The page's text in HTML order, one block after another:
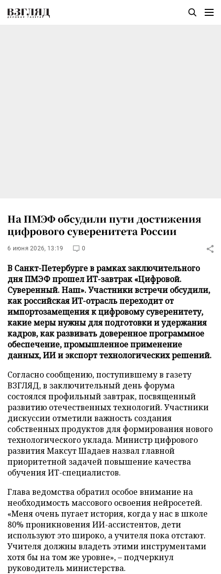
На ПМЭФ обсудили пути достижения
цифрового суверенитета России
6 июня 2026, 13:19 0
В Санкт-Петербурге в рамках заключительного
дня ПМЭФ прошел ИТ-завтрак «Цифровой.
Суверенный. Наш». Участники встречи обсудили,
как российская ИТ-отрасль переходит от
импортозамещения к цифровому суверенитету,
какие меры нужны для подготовки и удержания
кадров, как развивать доверенное программное
обеспечение, промышленное применение
данных, ИИ и экспорт технологических решений.
Согласно сообщению, поступившему в газету
ВЗГЛЯД, в заключительный день форума
состоялся профильный завтрак, посвященный
развитию отечественных технологий. Участники
дискуссии отметили важность создания
собственных продуктов для формирования нового
технологического уклада. Министр цифрового
развития Максут Шадаев назвал главной
приоритетной задачей повышение качества
обучения ИТ-специалистов.
Глава ведомства обратил особое внимание на
необходимость массового освоения нейросетей.
«Меня очень пугает история, когда у нас в школе
80% проникновения ИИ-ассистентов, дети
используют это широко, а учителя пока отстают.
Учителя должны владеть этими инструментами
хотя бы на том же уровне», – подчеркнул
руководитель министерства.